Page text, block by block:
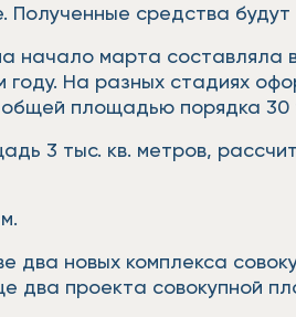
Полученные средства
марта составляла
На разных стадиях
площадью порядка 30
3 тыс. кв. метров,
два новых комплекса
два проекта совокупной